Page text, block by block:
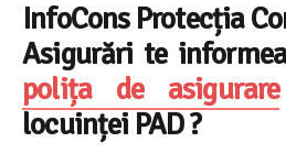
InfoCons Protecția
Asigurări te
polița de asigurare
locuinței PAD ?